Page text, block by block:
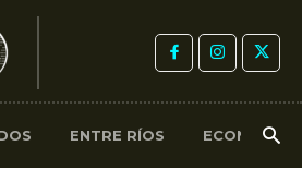
ENTRE RÍOS ECONOMÍA